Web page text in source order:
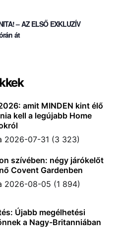
– AZ ELSŐ EXKLUZÍV
át
amit MINDEN kint élő
kell a legújabb Home
2026-07-31 (3 323)
szívében: négy járókelőt
Covent Gardenben
2026-08-05 (1 894)
Újabb megélhetési
a Nagy-Britanniában